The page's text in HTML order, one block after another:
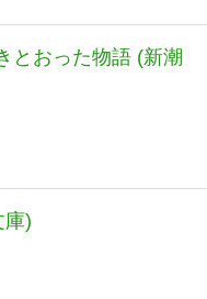
とおった物語 (新潮
庫)